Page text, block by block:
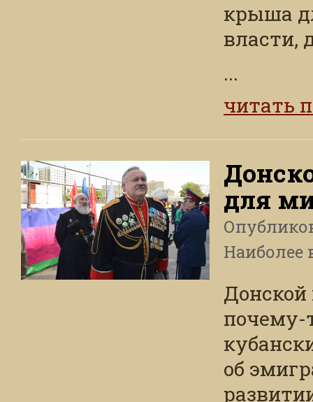
крыша
власти,
...
читать
для
Наиболее
Донской
об